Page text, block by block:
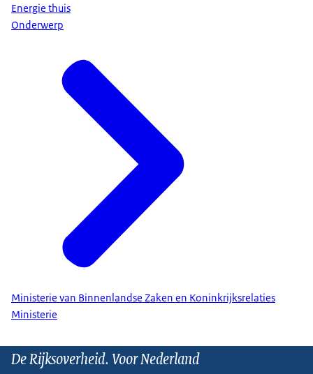
Energie thuis
Onderwerp
Ministerie van Binnenlandse Zaken en Koninkrijksrelaties
Ministerie
De Rijksoverheid. Voor Nederland